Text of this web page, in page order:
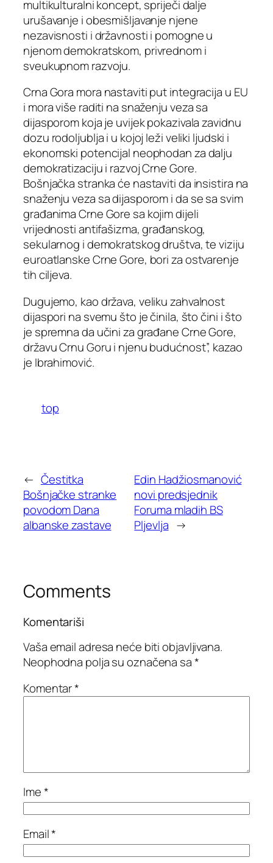
multikulturalni koncept, spriječi dalje
urušavanje i obesmišljavanje njene
nezavisnosti i državnosti i pomogne u
njenom demokratskom, privrednom i
sveukupnom razvoju.
Crna Gora mora nastaviti put integracija u EU
i mora više raditi na snaženju veza sa
dijasporom koja je uvijek pokazivala zavidnu
dozu rodoljublja i u kojoj leži veliki ljudski i
ekonomski potencijal neophodan za dalju
demokratizaciju i razvoj Crne Gore.
Bošnjačka stranka će nastaviti da insistira na
snaženju veza sa dijasporom i da se sa svim
građanima Crne Gore sa kojim dijeli
vrijednosti antifašizma, građanskog,
sekularnog i demokratskog društva, te viziju
euroatlanske Crne Gore, bori za ostvarenje
tih ciljeva.
Dugujemo, kao država, veliku zahvalnost
dijaspori na svemu što je činila, što čini i što
je spremna da učini za građane Crne Gore,
državu Crnu Goru i njenu budućnost”, kazao
je Ibrahimović.
top
← Čestitka
Bošnjačke stranke
povodom Dana
albanske zastave
Edin Hadžiosmanović
novi predsjednik
Foruma mladih BS
Pljevlja →
Comments
Komentariši
Vaša email adresa neće biti objavljivana.
Neophodna polja su označena sa*
Komentar*
Ime*
Email*